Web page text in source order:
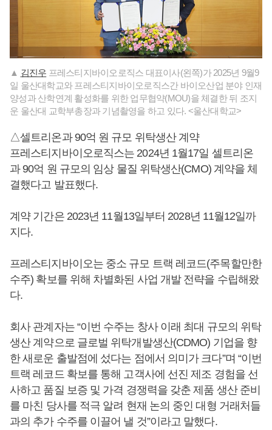
▲ 김진우 프레스티지바이오로직스 대표이사(왼쪽)가 2025년 9월9
일 울산대학교와 프레스티지바이오로직스간 바이오산업 분야 인재
양성과 산학연계 활성화를 위한 업무협약(MOU)을 체결한 뒤 조지
운 울산대 교학부총장과 기념촬영을 하고 있다. <울산대학교>
△셀트리온과 90억 원 규모 위탁생산 계약
프레스티지바이오로직스는 2024년 1월17일 셀트리온
과 90억 원 규모의 임상 물질 위탁생산(CMO) 계약을 체
결했다고 발표했다.
계약 기간은 2023년 11월13일부터 2028년 11월12일까
지다.
프레스티지바이오는 중소 규모 트랙 레코드(주목할만한
수주) 확보를 위해 차별화된 사업 개발 전략을 수립해왔
다.
회사 관계자는 “이번 수주는 창사 이래 최대 규모의 위탁
생산 계약으로 글로벌 위탁개발생산(CDMO) 기업을 향
한 새로운 출발점에 섰다는 점에서 의미가 크다”며 “이번
트랙 레코드 확보를 통해 고객사에 선진 제조 경험을 선
사하고 품질 보증 및 가격 경쟁력을 갖춘 제품 생산 준비
를 마친 당사를 적극 알려 현재 논의 중인 대형 거래처들
과의 추가 수주를 이끌어 낼 것”이라고 말했다.